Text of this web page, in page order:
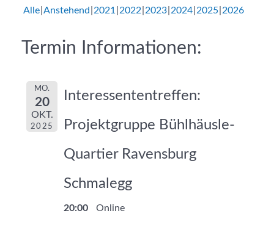
Alle Anstehend 2021 2022 2023 2024 2025 2026
Termin Informationen:
MO.
20
OKT.
2025
Interessententreffen:
Projektgruppe Bühlhäusle-
Quartier Ravensburg
Schmalegg
20:00 Online